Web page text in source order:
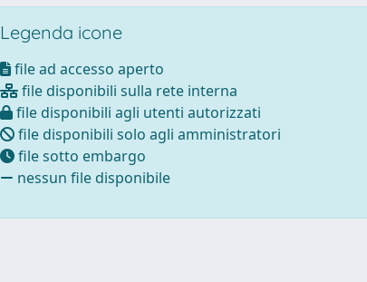
Legenda icone
file ad accesso aperto
file disponibili sulla rete interna
file disponibili agli utenti autorizzati
file disponibili solo agli amministratori
file sotto embargo
nessun file disponibile